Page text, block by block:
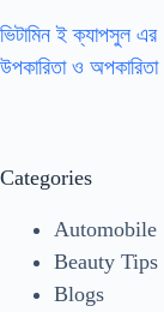
ভিটামিন ই ক্যাপসুল এর
উপকারিতা ও অপকারিতা
Categories
Automobile
Beauty Tips
Blogs